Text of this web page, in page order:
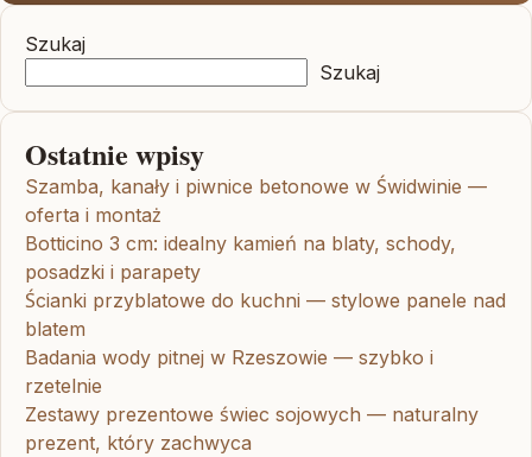
Szukaj
Szukaj
Ostatnie wpisy
Szamba, kanały i piwnice betonowe w Świdwinie —
oferta i montaż
Botticino 3 cm: idealny kamień na blaty, schody,
posadzki i parapety
Ścianki przyblatowe do kuchni — stylowe panele nad
blatem
Badania wody pitnej w Rzeszowie — szybko i
rzetelnie
Zestawy prezentowe świec sojowych — naturalny
prezent, który zachwyca